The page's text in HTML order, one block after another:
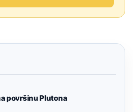
površinu Plutona